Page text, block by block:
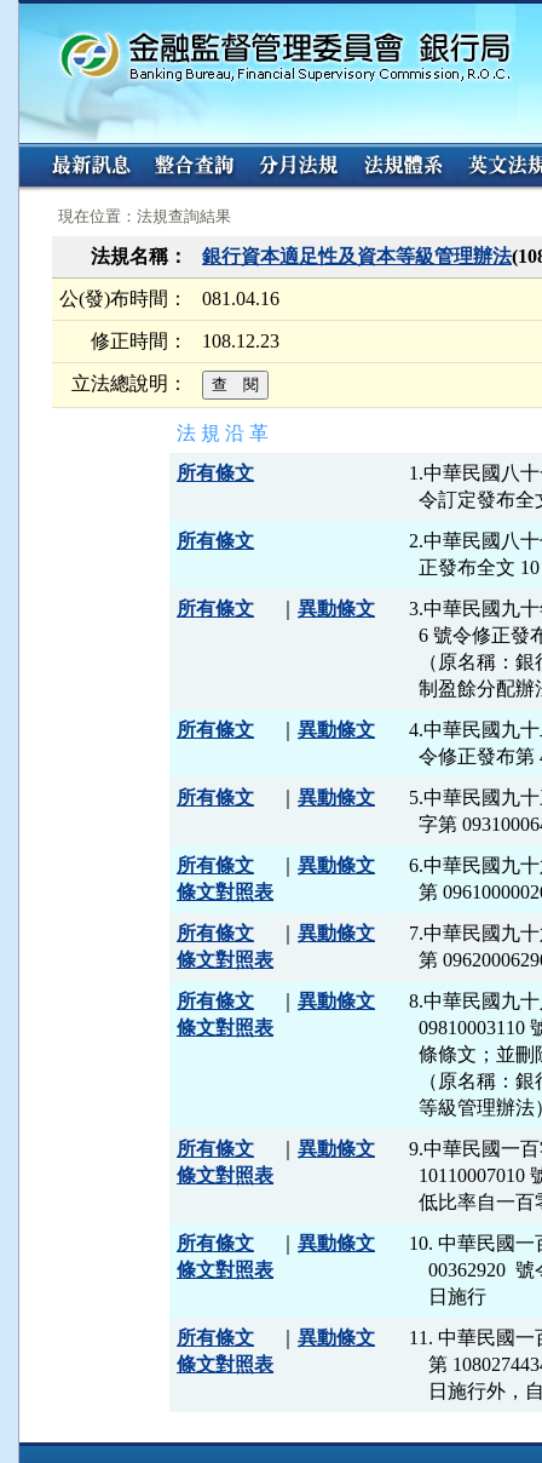
:::
現在位置：法規查詢結果
法規名稱： 銀行資本適足性及資本等級管理辦法
公(發)布時間： 081.04.16
修正時間： 108.12.23
立法總說明：
法 規 沿 革
所有條文
1.中華民國八
所有條文 2.中華民國八
所有條文 異動條文
3.中華民國九
6 號令修正
（原名稱：
所有條文 異動條文 4.中華民國九
所有條文 異動條文 5.中華民國九
所有條文
異動條文
條文對照表
6.中華民國九
所有條文
異動條文
條文對照表
7.中華民國九
所有條文
異動條文
條文對照表
8.中華民國九
09810003110
條條文；並刪
（原名稱：
所有條文
異動條文
條文對照表
9.中華民國一
10110007010
所有條文
異動條文
條文對照表
10. 中華民國
00362920
所有條文
異動條文
條文對照表
11. 中華民國
第
日施行外